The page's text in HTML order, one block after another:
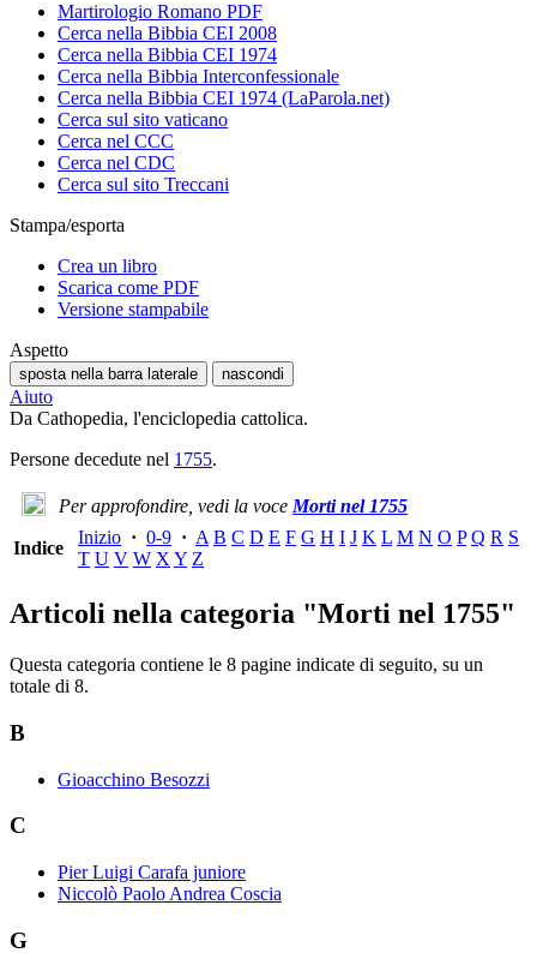
Martirologio Romano PDF
Cerca nella Bibbia CEI 2008
Cerca nella Bibbia CEI 1974
Cerca nella Bibbia Interconfessionale
Cerca nella Bibbia CEI 1974 (LaParola.net)
Cerca sul sito vaticano
Cerca nel CCC
Cerca nel CDC
Cerca sul sito Treccani
Stampa/esporta
Crea un libro
Scarica come PDF
Versione stampabile
Aspetto
sposta nella barra laterale nascondi
Aiuto
Da Cathopedia, l'enciclopedia cattolica.
Persone decedute nel 1755.
Per approfondire, vedi la voceMorti nel 1755
Indice
Inizio · 0-9 · A B C D E F G H I J K L M N O P Q R S
T U V W XY Z
Articoli nella categoria "Morti nel 1755"
Questa categoria contiene le 8 pagine indicate di seguito, su un
totale di 8.
B
Gioacchino Besozzi
C
Pier Luigi Carafa juniore
Niccolò Paolo Andrea Coscia
G